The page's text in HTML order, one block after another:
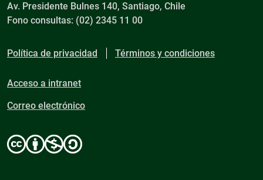
Av. Presidente Bulnes 140, Santiago, Chile
Fono consultas: (02) 2345 11 00
Política de privacidad Términos y condiciones
Acceso a intranet
Correo electrónico